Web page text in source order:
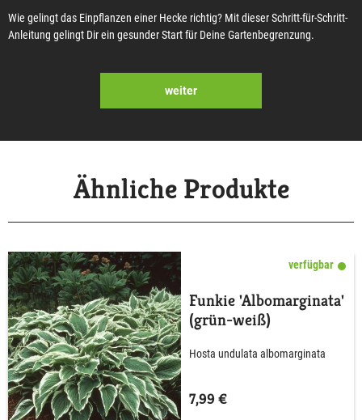
Wie gelingt das Einpflanzen einer Hecke richtig? Mit dieser Schritt-für-Schritt-
Anleitung gelingt Dir ein gesunder Start für Deine Gartenbegrenzung.
weiter
Ähnliche Produkte
verfügbar
Funkie 'Albomarginata'
(grün-weiß)
Hosta undulata albomarginata
7,99 €